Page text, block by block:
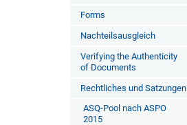
Forms
Nachteilsausgleich
Verifying the Authenticity
of Documents
Rechtliches und Satzungen
ASQ-Pool nach ASPO
2015